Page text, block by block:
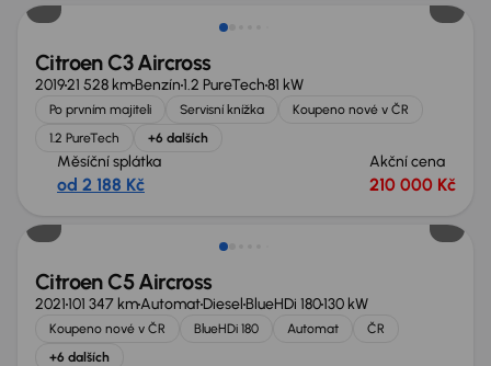
Citroen C3 Aircross
201921 528 kmBenzín1.2 PureTech81 kW
Po prvním majiteli Servisní knížka
Koupeno nové v ČR
1.2 PureTech
+6 dalších
Měsíční splátka
od 2 188 Kč
Akční cena
210 000 Kč
Citroen C5 Aircross
2021101 347 kmAutomatDiesel BlueHDi 180130 kW
Koupeno nové v ČR BlueHDi 180 Automat
ČR
+6 dalších